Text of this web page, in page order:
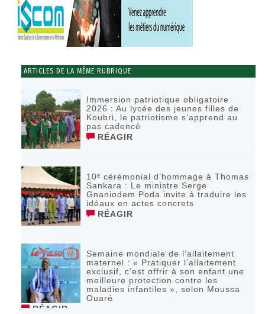
ARTICLES DE LA MÊME RUBRIQUE
Immersion patriotique obligatoire
2026 : Au lycée des jeunes filles de
Koubri, le patriotisme s’apprend au
pas cadencé
RÉAGIR
10ᵉ cérémonial d’hommage à Thomas
Sankara : Le ministre Serge
Gnaniodem Poda invite à traduire les
idéaux en actes concrets
RÉAGIR
Semaine mondiale de l’allaitement
maternel : « Pratiquer l’allaitement
exclusif, c’est offrir à son enfant une
meilleure protection contre les
maladies infantiles », selon Moussa
Ouaré
RÉAGIR